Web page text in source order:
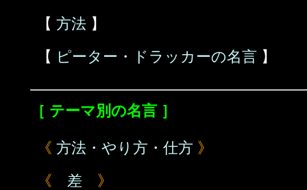
【 方法 】
【 ピーター・ドラッカーの名言 】
［ テーマ別の名言 ］
《 方法・やり方・仕方 》
《 差 》